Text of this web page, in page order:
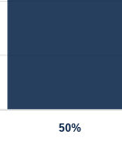
50%